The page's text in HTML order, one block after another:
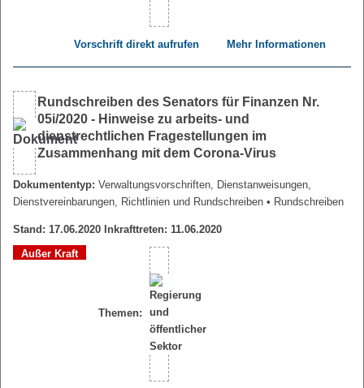
Vorschrift direkt aufrufen Mehr Informationen
Rundschreiben des Senators für Finanzen Nr.
05i/2020 - Hinweise zu arbeits- und
dienstrechtlichen Fragestellungen im
Zusammenhang mit dem Corona-Virus
Dokumententyp: Verwaltungsvorschriften, Dienstanweisungen,
Dienstvereinbarungen, Richtlinien und Rundschreiben • Rundschreiben
Stand: 17.06.2020 Inkrafttreten: 11.06.2020
Außer Kraft
Themen: